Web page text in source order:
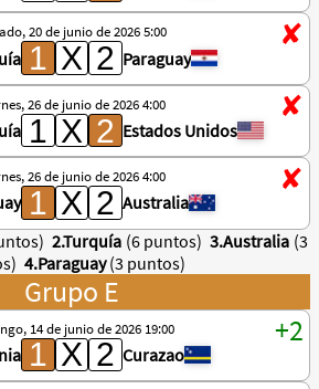
20 de junio de 2026 5:00
Paraguay
26 de junio de 2026 4:00
Estados Unidos
26 de junio de 2026 4:00
Australia
2.Turquía (6 puntos) 3.Australia (3
4.Paraguay(3 puntos)
Grupo E
14 de junio de 2026 19:00
Curazao